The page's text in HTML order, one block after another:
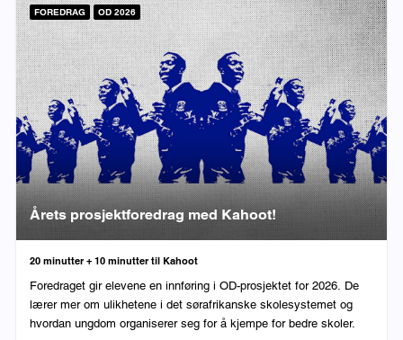
FOREDRAG OD 2026
Årets prosjektforedrag med Kahoot!
Varighet:
20 minutter + 10 minutter til Kahoot
Foredraget gir elevene en innføring i OD-prosjektet for 2026. De
lærer mer om ulikhetene i det sørafrikanske skolesystemet og
hvordan ungdom organiserer seg for å kjempe for bedre skoler.